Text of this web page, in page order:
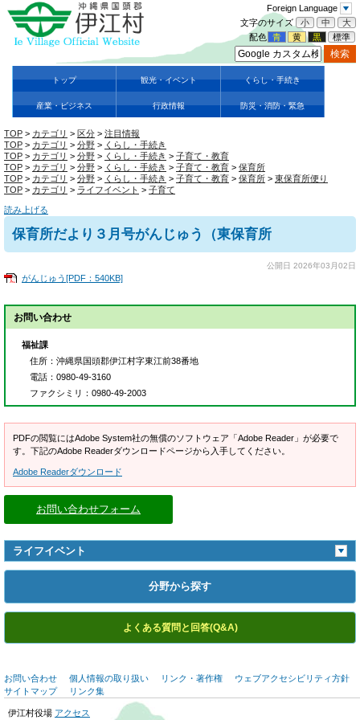
Foreign Language
文字のサイズ
小 中
大
配色 青 黄 黒 標準
トップ 観光・イベント くらし・手続き
産業・ビジネス 行政情報 防災・消防・緊急
TOP > カテゴリ > 区分 > 注目情報
TOP > カテゴリ > 分野 > くらし・手続き
TOP > カテゴリ > 分野 > くらし・手続き > 子育て・教育
TOP > カテゴリ > 分野 > くらし・手続き > 子育て・教育 > 保育所
TOP > カテゴリ > 分野 > くらし・手続き > 子育て・教育 > 保育所 > 東保育所便り
TOP > カテゴリ > ライフイベント > 子育て
読み上げる
保育所だより３月号がんじゅう（東保育所
公開日 2026年03月02日
がんじゅう[PDF：540KB]
お問い合わせ
福祉課
住所 ：沖縄県国頭郡伊江村字東江前38番地
電話 ：0980-49-3160
ファクシミリ
：0980-49-2003
PDFの閲覧にはAdobe System社の無償のソフトウェア「Adobe Reader」が必要で
す。下記のAdobe Readerダウンロードページから入手してください。
Adobe Readerダウンロード
お問い合わせフォーム
ライフイベント
分野から探す
よくある質問と回答(Q&A)
お問い合わせ 個人情報の取り扱い リンク・著作権
ウェブアクセシビリティ方針
サイトマップ
リンク集
伊江村役場 アクセス